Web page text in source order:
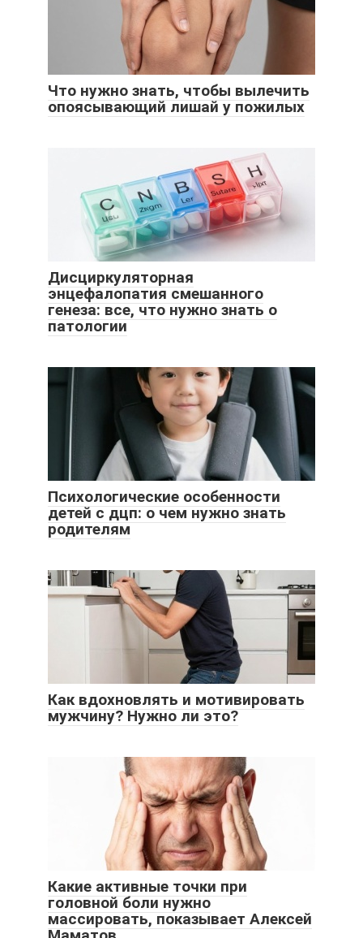
Что нужно знать, чтобы вылечить
опоясывающий лишай у пожилых
Дисциркуляторная
энцефалопатия смешанного
генеза: все, что нужно знать о
патологии
Психологические особенности
детей с дцп: о чем нужно знать
родителям
Как вдохновлять и мотивировать
мужчину? Нужно ли это?
Какие активные точки при
головной боли нужно
массировать, показывает Алексей